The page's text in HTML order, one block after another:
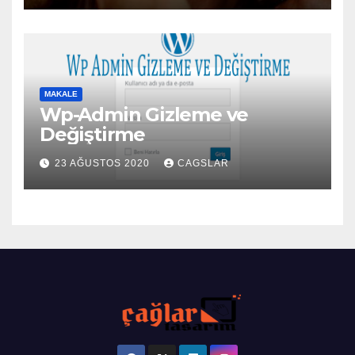
MAKALE
Wp-Admin Gizleme ve
Değiştirme
23 AĞUSTOS 2020 CAGSLAR